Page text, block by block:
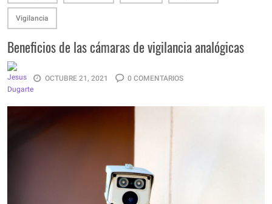
Vigilancia
Beneficios de las cámaras de vigilancia analógicas
OCTUBRE 21, 2021 0 COMENTARIOS